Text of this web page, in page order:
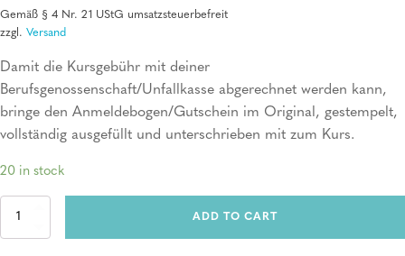
Gemäß § 4 Nr. 21 UStG umsatzsteuerbefreit
zzgl. Versand
Damit die Kursgebühr mit deiner
Berufsgenossenschaft/Unfallkasse abgerechnet werden kann,
bringe den Anmeldebogen/Gutschein im Original, gestempelt,
vollständig ausgefüllt und unterschrieben mit zum Kurs.
20 in stock
Erste
ADD TO CART